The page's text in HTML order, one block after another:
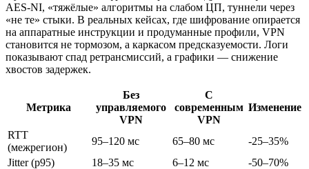
AES-NI, «тяжёлые» алгоритмы на слабом ЦП, туннели через
«не те» стыки. В реальных кейсах, где шифрование опирается
на аппаратные инструкции и продуманные профили, VPN
становится не тормозом, а каркасом предсказуемости. Логи
показывают спад ретрансмиссий, а графики — снижение
хвостов задержек.
Метрика
Без
управляемого
VPN
С
современным
VPN
Изменение
RTT
(межрегион)
95–120 мс 65–80 мс
-25–35%
Jitter (p95)
18–35 мс 6–12 мс
-50–70%